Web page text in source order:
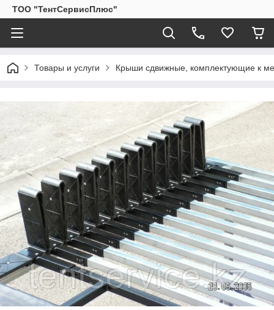
ТОО "ТентСервисПлюс"
Товары и услуги Крыши сдвижные, комплектующие к